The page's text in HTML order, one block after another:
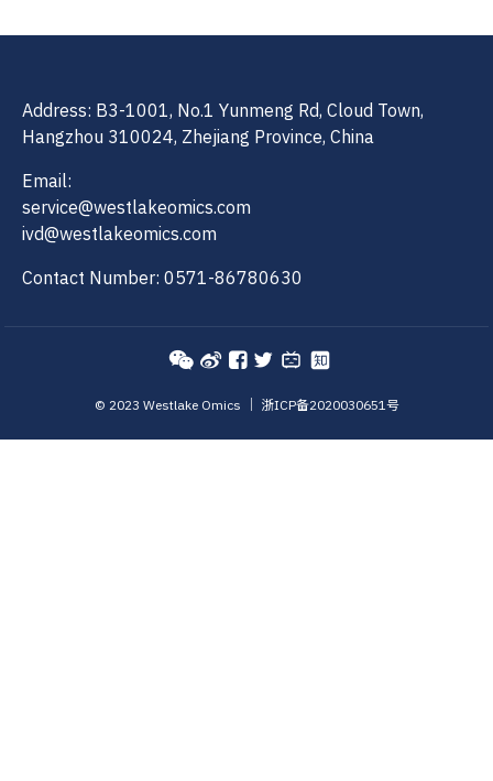
Address: B3-1001, No.1 Yunmeng Rd, Cloud Town,
Hangzhou 310024, Zhejiang Province, China
Email:
service@westlakeomics.com
ivd@westlakeomics.com
Contact Number: 0571-86780630
©️ 2023 Westlake Omics ｜ 浙ICP备2020030651号